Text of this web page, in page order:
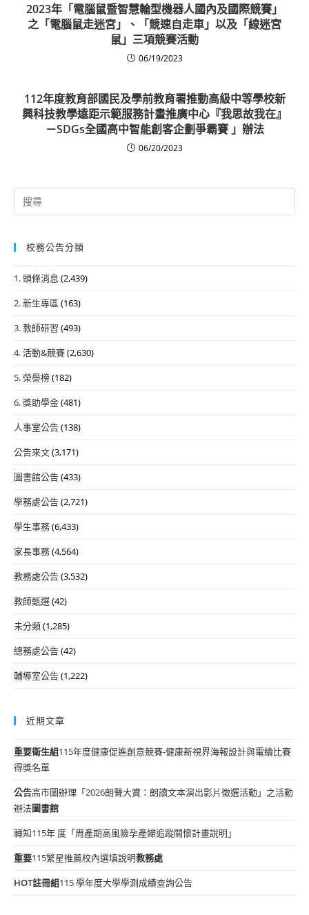
2023年「電腦鼠暨智慧輪型機器人國內及國際競賽」
之「電腦鼠走迷宮」、「競速自走車」以及「線迷宮
鼠」三項競賽活動
06/19/2023
112年度教育部國民及學前教育署推動高級中等學校新
興科技教學遠距示範服務計畫推廣中心『我思故我在』
－SDGs全國高中智能創客企劃爭霸賽 」辦法
06/20/2023
Search
for:
校務公告分類
1. 頭條消息 (2,439)
2. 新生專區 (163)
3. 教師研習 (493)
4. 活動&競賽(2,630)
5. 榮譽榜(182)
6. 獎助學金(481)
人事室公告(138)
公告來文(3,171)
圖書館公告(433)
學務處公告(2,721)
學生事務(6,433)
家長事務(4,564)
教務處公告(3,532)
教師甄選(42)
未分類(1,285)
總務處公告(42)
輔導室公告(1,222)
近期文章
重要衛生組115年度健康促進創意競賽-健康新視界海報設計與電繪比賽
得獎名單
公告高市圖辦理「2026朗聲大賞：朗讀文本演出影片徵選活動」之活動
辦法圖書館
轉知115年 度「周產期高風險孕產婦追蹤關懷計畫說明」
重要115繁星推薦校內選填說明教務處
HOT註冊組115 學年度大學學測成績查詢公告